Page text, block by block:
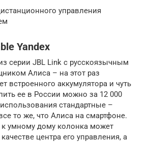
управления
Yandex
серии JBL Link с русскоязычным
Алиса – на этот раз
встроенного аккумулятора и чуть
ее в России можно за 12 000
стандартные –
то же, что Алиса на смартфоне.
умному дому колонка может
центра его управления, а